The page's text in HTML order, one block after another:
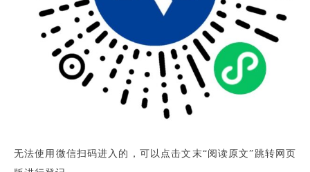
无法使用微信扫码进入的，可以点击文末“阅读原文”跳转网页